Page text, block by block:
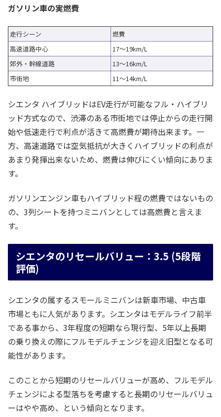
ガソリン車の実燃費
走行シーン
燃費
高速道路中心
17～19km/L
郊外・幹線道路
13～16km/L
市街地
11～14km/L
シエンタ ハイブリッドはEV走行が可能なフル・ハイブリ
ッド方式なので、渋滞のある市街地では停止からの走行開
始や低速走行で利点が活きて高燃費が期待出来ます。一
方、高速道路では空気抵抗が大きくハイブリッドの利点が
あまり発揮出来ないため、燃費は伸びにくい傾向にありま
す。
ガソリンエンジン車もハイブリッド程の燃費ではないもの
の、3列シートを持つミニバンとしては高燃費と言えま
す。
シエンタのリセールバリュー：3.5 (5段階
評価)
シエンタの属するスモールミニバンは新車市場、中古車
市場ともに人気があります。シエンタはモデルライフ前半
である事から、3年程度の短期なら現行型、5年以上長期
の乗り換えの際にフルモデルチェンジを迎え旧型となる可
能性があります。
このことから短期のリセールバリューが高め、フルモデル
チェンジによる型落ちを考慮すると長期のリセールバリュ
ーはやや高め、という傾向となります。